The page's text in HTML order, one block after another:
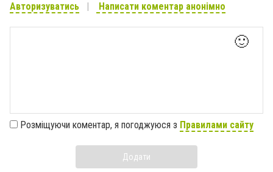
Авторизуватись Написати коментар анонімно
🙂
Розміщуючи коментар, я погоджуюся з Правилами сайту
Додати